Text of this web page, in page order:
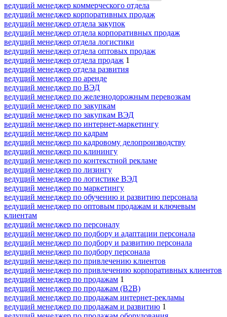
ведущий менеджер коммерческого отдела
ведущий менеджер корпоративных продаж
ведущий менеджер отдела закупок
ведущий менеджер отдела корпоративных продаж
ведущий менеджер отдела логистики
ведущий менеджер отдела оптовых продаж
ведущий менеджер отдела продаж 1
ведущий менеджер отдела развития
ведущий менеджер по аренде
ведущий менеджер по ВЭД
ведущий менеджер по железнодорожным перевозкам
ведущий менеджер по закупкам
ведущий менеджер по закупкам ВЭД
ведущий менеджер по интернет-маркетингу
ведущий менеджер по кадрам
ведущий менеджер по кадровому делопроизводству
ведущий менеджер по клинингу
ведущий менеджер по контекстной рекламе
ведущий менеджер по лизингу
ведущий менеджер по логистике ВЭД
ведущий менеджер по маркетингу
ведущий менеджер по обучению и развитию персонала
ведущий менеджер по оптовым продажам и ключевым
клиентам
ведущий менеджер по персоналу
ведущий менеджер по подбору и адаптации персонала
ведущий менеджер по подбору и развитию персонала
ведущий менеджер по подбору персонала
ведущий менеджер по привлечению клиентов
ведущий менеджер по привлечению корпоративных клиентов
ведущий менеджер по продажам 1
ведущий менеджер по продажам (B2B)
ведущий менеджер по продажам интернет-рекламы
ведущий менеджер по продажам и развитию 1